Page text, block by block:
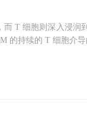
而 T 细胞则深入浸润
的持续的 T 细胞介导